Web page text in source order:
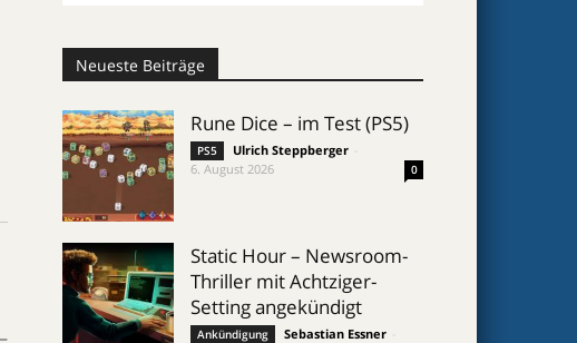
Neueste Beiträge
Rune Dice – im Test (PS5)
PS5 Ulrich Steppberger
6. August 2026
0
Static Hour – Newsroom-
Thriller mit Achtziger-
Setting angekündigt
Ankündigung Sebastian Essner